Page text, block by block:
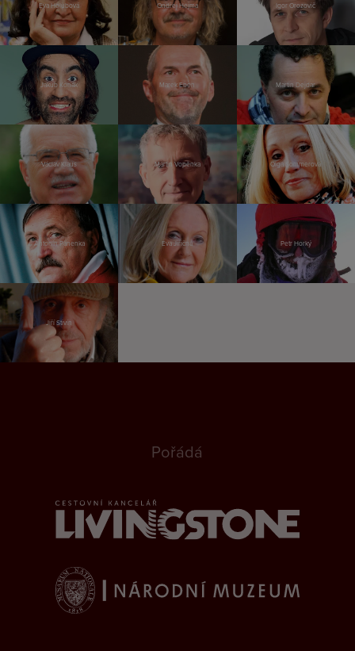
Eva Holubová Ondřej Hejma Igor Orozovič
Jakub Kohák Marek Eben Martin Dejdar
Václav Klaus Martin Vopěnka Olga Sommerová
Antonín Panenka Eva Jiřičná Petr Horký
Jiří Stivín
Pořádá